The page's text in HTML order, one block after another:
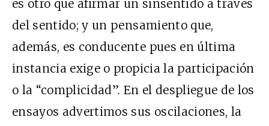
es otro que afirmar un sinsentido a través
del sentido; y un pensamiento que,
además, es conducente pues en última
instancia exige o propicia la participación
o la “complicidad”. En el despliegue de los
ensayos advertimos sus oscilaciones, la